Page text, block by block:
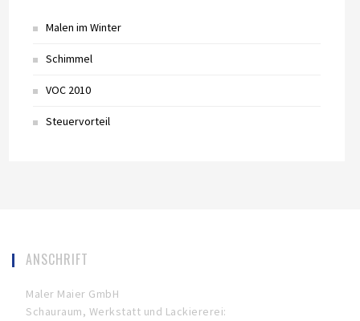
Malen im Winter
Schimmel
VOC 2010
Steuervorteil
ANSCHRIFT
Maler Maier GmbH
Schauraum, Werkstatt und Lackiererei: